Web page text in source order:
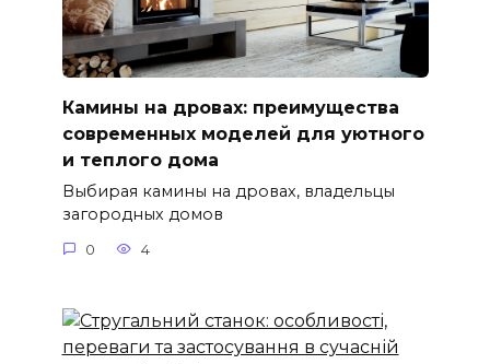
Камины на дровах: преимущества
современных моделей для уютного
и теплого дома
Выбирая камины на дровах, владельцы
загородных домов
0 4